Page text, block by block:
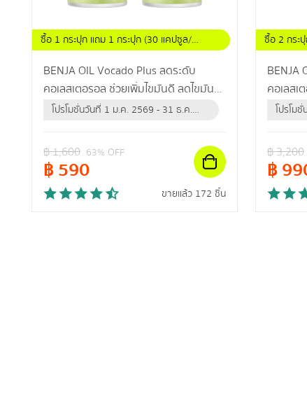
ซื้อ 1 กระปุก แถม 1 กระปุก (30 แคปซูล/
กระปุก)
BENJA OIL Vocado Plus ลดระดับ
คอเลสเตอรอล ช่วยเพิ่มไขมันดี ลดไขมัน
เลว ปรับลดความดันสะสม
โปรโมชั่นวันที่ 1 ม.ค. 2569 - 31 ธ.ค.
฿1,600 63% OFF
฿590
ขายแล้ว 172 ชิ้น
ซื้อ 2 กระ
กระปุก)
BENJA
คอเลสเ
เลว ป
โปรโม
฿3,200
฿